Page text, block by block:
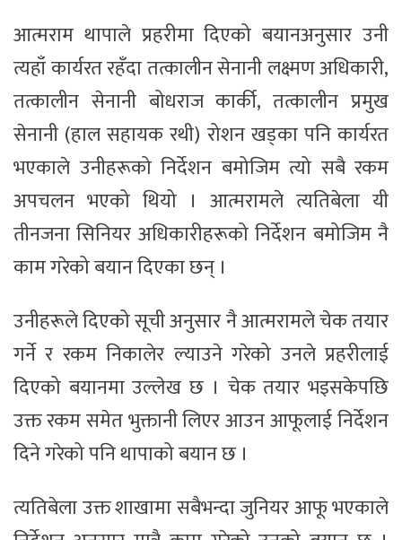
आत्मराम थापाले प्रहरीमा दिएको बयानअनुसार उनी
त्यहाँ कार्यरत रहँदा तत्कालीन सेनानी लक्ष्मण अधिकारी,
तत्कालीन सेनानी बोधराज कार्की, तत्कालीन प्रमुख
सेनानी (हाल सहायक रथी) रोशन खड्का पनि कार्यरत
भएकाले उनीहरूको निर्देशन बमोजिम त्यो सबै रकम
अपचलन भएको थियो । आत्मरामले त्यतिबेला यी
तीनजना सिनियर अधिकारीहरूको निर्देशन बमोजिम नै
काम गरेको बयान दिएका छन् ।
उनीहरूले दिएको सूची अनुसार नै आत्मरामले चेक तयार
गर्ने र रकम निकालेर ल्याउने गरेको उनले प्रहरीलाई
दिएको बयानमा उल्लेख छ । चेक तयार भइसकेपछि
उक्त रकम समेत भुक्तानी लिएर आउन आफूलाई निर्देशन
दिने गरेको पनि थापाको बयान छ ।
त्यतिबेला उक्त शाखामा सबैभन्दा जुनियर आफू भएकाले